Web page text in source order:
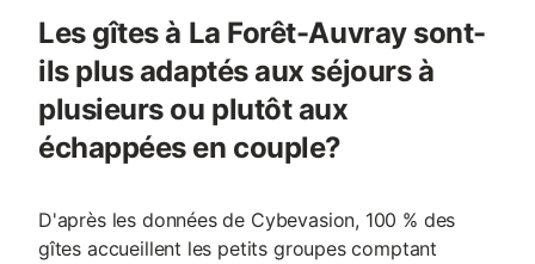
Les gîtes à La Forêt-Auvray sont-
ils plus adaptés aux séjours à
plusieurs ou plutôt aux
échappées en couple?
D'après les données de Cybevasion, 100 % des
gîtes accueillent les petits groupes comptant